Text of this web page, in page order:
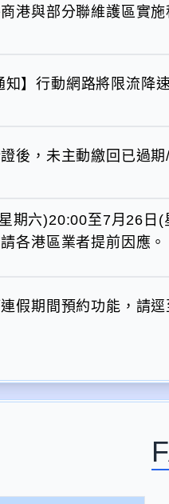
港與部分聯維護區實
知】行動網路將限流降
後，未主動繳回已過
期六)20:00至7月26日
各港區業者提前因應。
假期間預約功能，請